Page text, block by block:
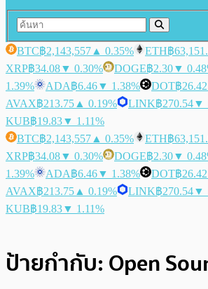
BTC฿2,143,557 ▲ 0.35% ETH฿
XRP฿34.08▼ 0.30% DOGE฿2.30▼
1.39%
ADA฿6.46▼ 1.38% DOT฿26.42
AVAX฿213.75 ▲ 0.19% LINK฿270.54▼
KUB฿19.83▼ 1.11%
BTC฿2,143,557 ▲ 0.35% ETH฿
XRP฿34.08▼ 0.30% DOGE฿2.30▼
1.39%
ADA฿6.46▼ 1.38% DOT฿26.42
AVAX฿213.75 ▲ 0.19% LINK฿270.54▼
KUB฿19.83▼ 1.11%
ป้ายกำกับ: Open